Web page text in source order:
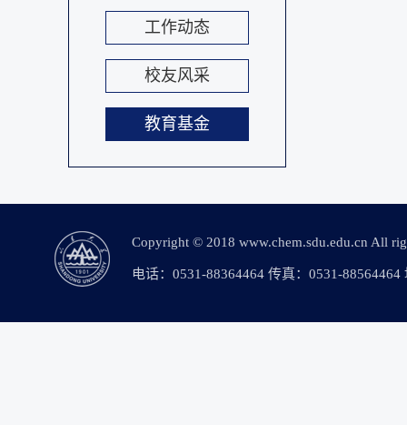
工作动态
校友风采
教育基金
Copyright © 2018 www.chem.sdu.edu.cn All
电话：0531-88364464 传真：0531-